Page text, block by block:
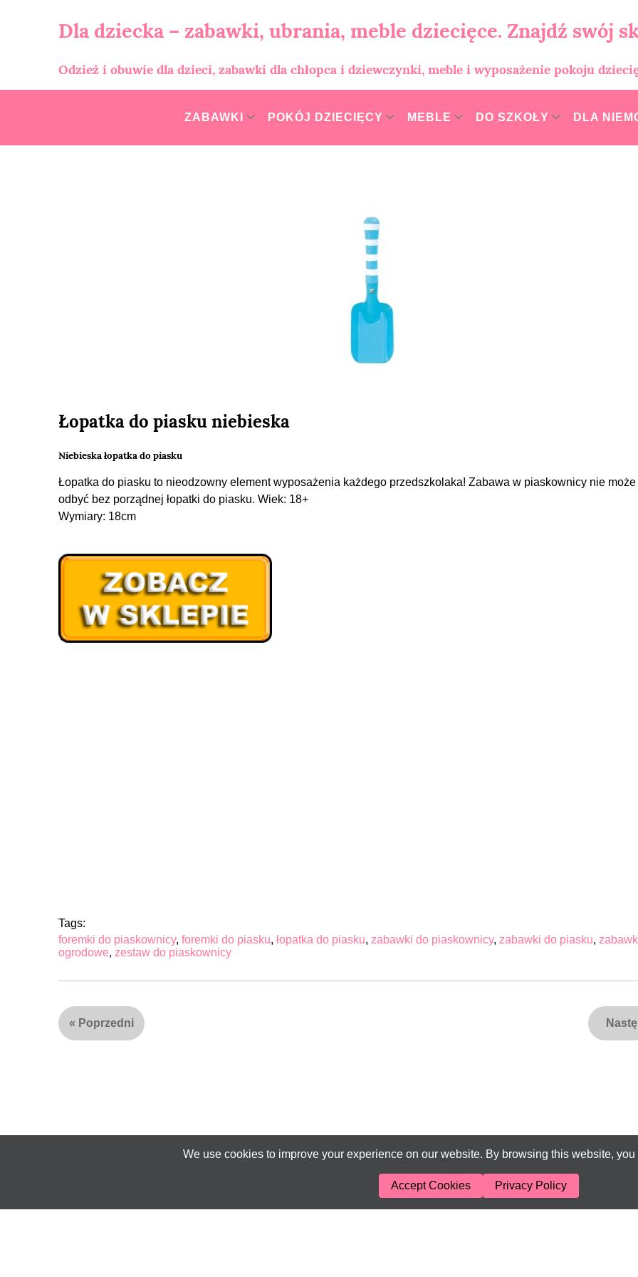
Dla dziecka – zabawki, ubrania, meble dziecięce. Znajdź swój
Odzież i obuwie dla dzieci, zabawki dla chłopca i dziewczynki, meble i wyposażenie pokoju
ZABAWKI POKÓJ DZIECIĘCY MEBLE DO SZKOŁY DLA
Łopatka do piasku niebieska
Niebieska łopatka do piasku
Łopatka do piasku to nieodzowny element wyposażenia każdego przedszkolaka! Zabawa w piaskownicy nie
odbyć bez porządnej łopatki do piasku. Wiek: 18+
Wymiary: 18cm
Tags:
foremki do piaskownicy, foremki do piasku, łopatka do piasku, zabawki do piaskownicy, zabawki do piasku,
ogrodowe, zestaw do piaskownicy
« Poprzedni
We use cookies to improve your experience on our website. By browsing this website,
Accept Cookies Privacy Policy